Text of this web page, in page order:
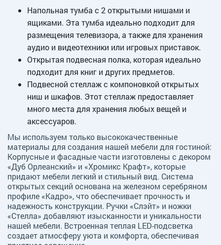
Напольная тумба с 2 открытыми нишами и
ящиками. Эта тумба идеально подходит для
размещения телевизора, а также для хранения
аудио и видеотехники или игровых приставок.
Открытая подвесная полка, которая идеально
подходит для книг и других предметов.
Подвесной стеллаж с компоновкой открытых
ниш и шкафов. Этот стеллаж предоставляет
много места для хранения любых вещей и
аксессуаров.
Мы используем только высококачественные
материалы для создания нашей мебели для гостиной:
Корпусные и фасадные части изготовлены с декором
«Дуб Орлеанский» и «Хромикс Крафт», которые
придают мебели легкий и стильный вид. Система
открытых секций основана на железном серебряном
профиле «Кадро», что обеспечивает прочность и
надежность конструкции. Ручки «Слэйт» и ножки
«Стелла» добавляют изысканности и уникальности
нашей мебели. Встроенная теплая LED-подсветка
создает атмосферу уюта и комфорта, обеспечивая